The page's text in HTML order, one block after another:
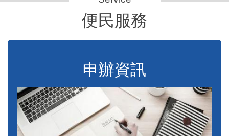
便民服務
申辦資訊